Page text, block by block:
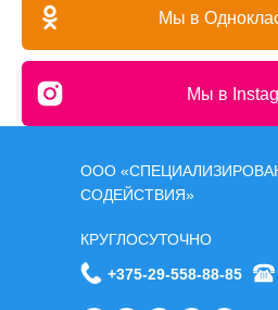
Мы в
Мы в
ООО
СОДЕЙСТВИЯ»
КРУГЛОСУТОЧНО
+375-29-558-88-85